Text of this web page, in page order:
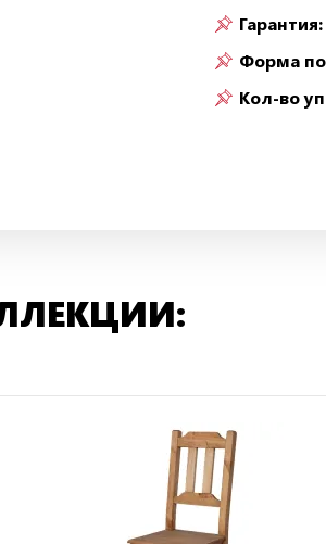
Гарантия:
Форма
Кол-во